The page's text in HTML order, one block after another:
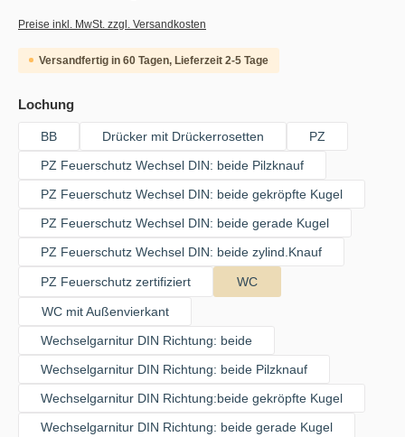
Preise inkl. MwSt. zzgl. Versandkosten
Versandfertig in 60 Tagen, Lieferzeit 2-5 Tage
Lochungauswählen
BB Drücker mit Drückerrosetten
PZ
PZ Feuerschutz Wechsel DIN: beide Pilzknauf
PZ Feuerschutz Wechsel DIN: beide gekröpfte Kugel
PZ Feuerschutz Wechsel DIN: beide gerade Kugel
PZ Feuerschutz Wechsel DIN: beide zylind.Knauf
PZ Feuerschutz zertifiziert WC
WC mit Außenvierkant
Wechselgarnitur DIN Richtung: beide
Wechselgarnitur DIN Richtung: beide Pilzknauf
Wechselgarnitur DIN Richtung:beide gekröpfte Kugel
Wechselgarnitur DIN Richtung: beide gerade Kugel